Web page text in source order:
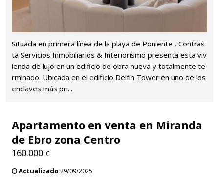
Situada en primera línea de la playa de Poniente , Contras
ta Servicios Inmobiliarios & Interiorismo presenta esta viv
ienda de lujo en un edificio de obra nueva y totalmente te
rminado. Ubicada en el edificio Delfín Tower en uno de los
enclaves más pri...
Apartamento en venta en Miranda
de Ebro zona Centro
160.000 €
Actualizado 29/09/2025